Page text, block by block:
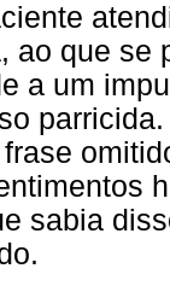
ao que se
a um
sabia